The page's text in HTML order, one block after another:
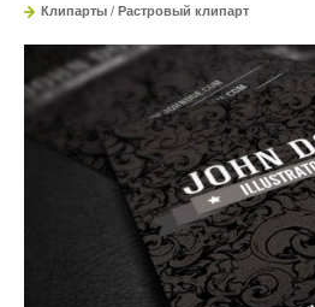
Клипарты / Растровый клипарт